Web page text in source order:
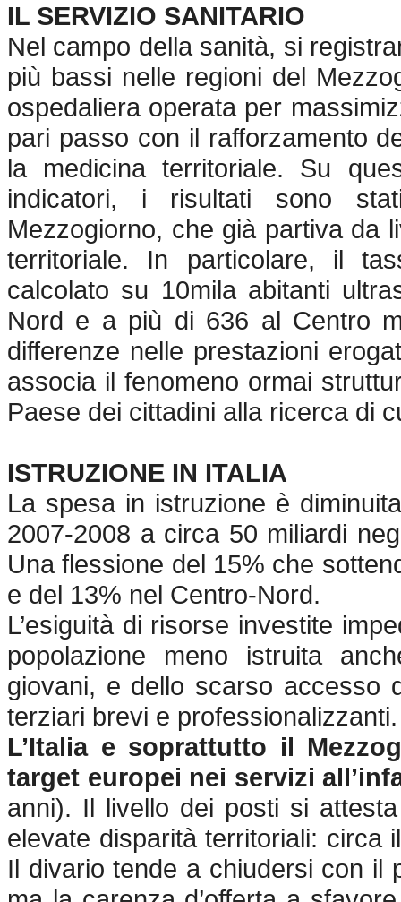
IL SERVIZIO SANITARIO
Nel campo della sanità, si
più bassi nelle regioni del
ospedaliera operata per
pari passo con il rafforzamento
la medicina territoriale. Su
indicatori, i risultati sono
Mezzogiorno, che già partiva da
territoriale. In particolare, il
calcolato su 10mila abitanti
Nord e a più di 636 al Centro
differenze nelle prestazioni
associa il fenomeno ormai
Paese dei cittadini alla ricerca di
ISTRUZIONE IN ITALIA
La spesa in istruzione è
2007-2008 a circa 50 miliardi
Una flessione del 15% che
e del 13% nel Centro-Nord.
L’esiguità di risorse investite
popolazione meno istruita
giovani, e dello scarso accesso
terziari brevi e
L’Italia e soprattutto il
target europei nei servizi
anni). Il livello dei posti si
elevate disparità territoriali: circa
Il divario tende a chiudersi con il